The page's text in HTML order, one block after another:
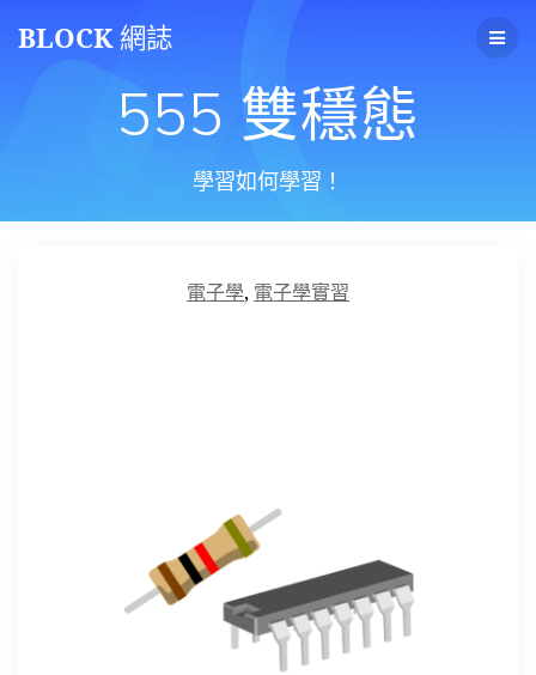
BLOCK網誌
555 雙穩態
學習如何學習！
電子學, 電子學實習